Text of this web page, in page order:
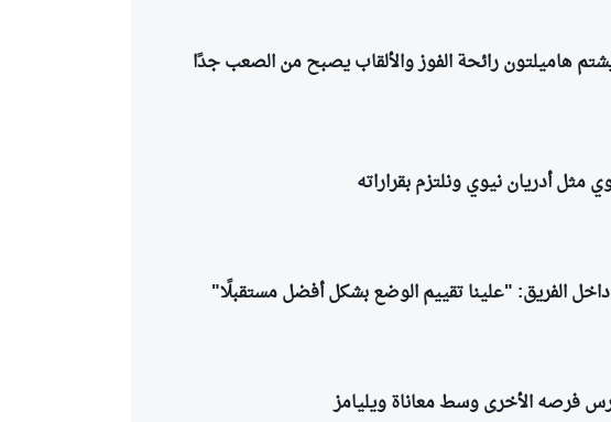
هاميلتون رائحة الفوز والألقاب يصبح من الصعب جدًا
مثل أدريان نيوي ونلتزم بقراراته
الفريق: "علينا تقييم الوضع بشكل أفضل مستقبلًا"
فرصه الأخرى وسط معاناة ويليامز